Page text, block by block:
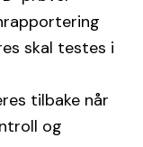
skal testes i
tilbake når
og